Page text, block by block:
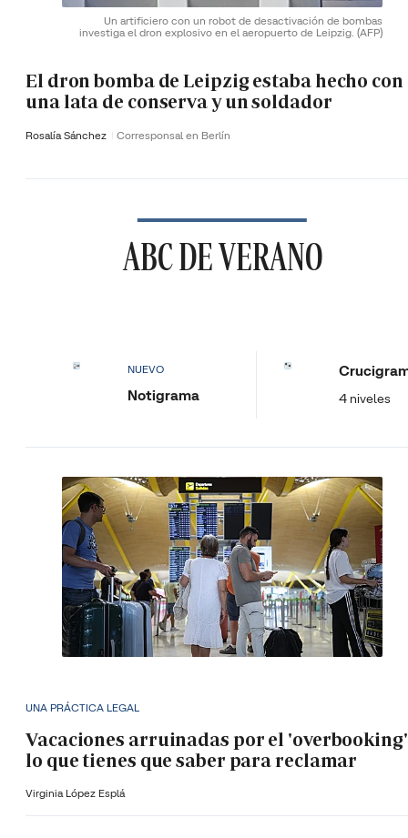
Un artificiero con un robot de desactivación de bombas
investiga el dron explosivo en el aeropuerto de Leipzig. (AFP)
El dron bomba de Leipzig estaba hecho con
una lata de conserva y un soldador
Rosalía Sánchez Corresponsal en Berlín
ABC DE VERANO
NUEVO
Notigrama 4 niveles
UNA PRÁCTICA LEGAL
Vacaciones arruinadas por el
lo que tienes que saber para reclamar
Virginia López Esplá